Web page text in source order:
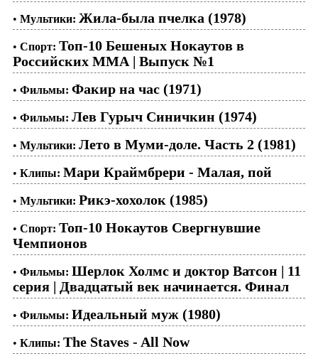
• Мультики: Жила-была пчелка (1978)
• Спорт: Топ-10 Бешеных Нокаутов в
Российских ММА | Выпуск №1
• Фильмы: Факир на час (1971)
• Фильмы: Лев Гурыч Синичкин (1974)
• Мультики: Лето в Муми-доле. Часть 2 (1981)
• Клипы: Мари Краймбрери - Малая, пой
• Мультики: Рикэ-хохолок (1985)
• Спорт: Топ-10 Нокаутов Свергнувшие
Чемпионов
• Фильмы: Шерлок Холмс и доктор Ватсон | 11
серия | Двадцатый век начинается. Финал
• Фильмы: Идеальный муж (1980)
• Клипы: The Staves - All Now